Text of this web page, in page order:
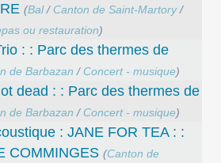
(Bal/ Canton de Saint-Martory/
ou restauration)
: : Parc des thermes de
de Barbazan / Concert - musique)
dead : : Parc des thermes de
de Barbazan / Concert - musique)
: JANE FOR TEA : :
COMMINGES (Canton de